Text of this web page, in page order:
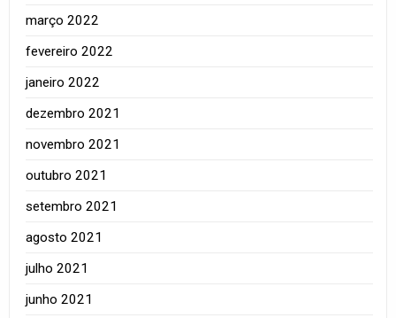
março 2022
fevereiro 2022
janeiro 2022
dezembro 2021
novembro 2021
outubro 2021
setembro 2021
agosto 2021
julho 2021
junho 2021